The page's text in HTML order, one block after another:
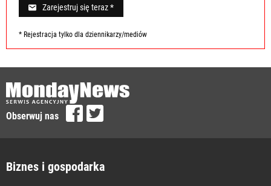
Zarejestruj się teraz *
* Rejestracja tylko dla dziennikarzy/mediów
Obserwuj nas
Biznes i gospodarka